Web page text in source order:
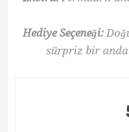
Hediye Seçeneği:
sürpriz bir